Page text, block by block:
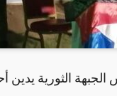
الجبهة الثورية يدين